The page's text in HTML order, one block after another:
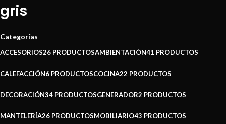
gris
Categorías
ACCESORIOS26 PRODUCTOSAMBIENTACIÓN41 PRODUCTOS
CALEFACCIÓN6 PRODUCTOSCOCINA22 PRODUCTOS
DECORACIÓN34 PRODUCTOSGENERADOR2 PRODUCTOS
MANTELERÍA26 PRODUCTOSMOBILIARIO43 PRODUCTOS